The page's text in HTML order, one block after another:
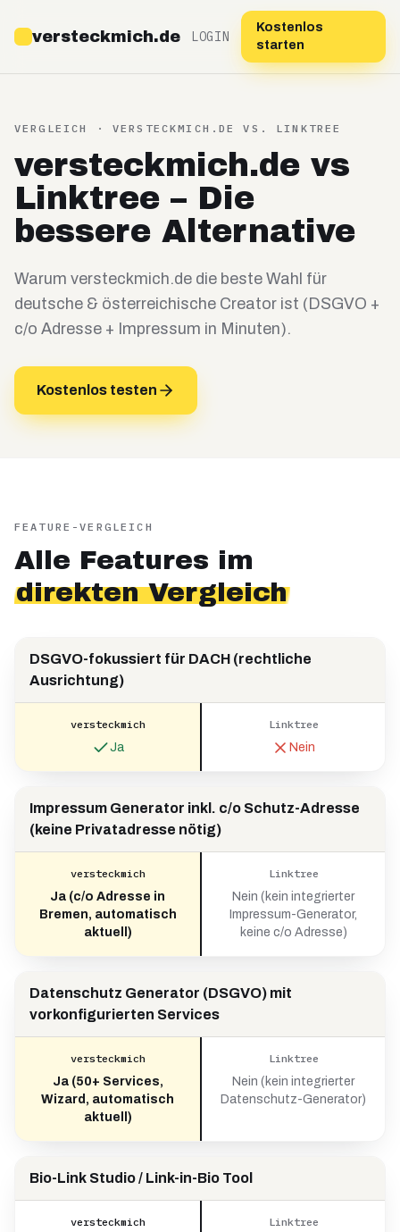
versteckmich.de LOGIN
Kostenlos
starten
VERGLEICH · VERSTECKMICH.DE VS. LINKTREE
versteckmich.de vs
Linktree – Die
bessere Alternative
Warum versteckmich.de die beste Wahl für
deutsche & österreichische Creator ist (DSGVO +
c/o Adresse + Impressum in Minuten).
Kostenlos testen
FEATURE-VERGLEICH
Alle Features im
direkten Vergleich
DSGVO-fokussiert für DACH (rechtliche
Ausrichtung)
versteckmich
Ja
Linktree
Nein
Impressum Generator inkl. c/o Schutz-Adresse
(keine Privatadresse nötig)
versteckmich
Ja (c/o Adresse in
Bremen, automatisch
aktuell)
Linktree
Nein (kein integrierter
Impressum-Generator,
keine c/o Adresse)
Datenschutz Generator (DSGVO) mit
vorkonfigurierten Services
versteckmich
Ja (50+ Services,
Wizard, automatisch
aktuell)
Linktree
Nein (kein integrierter
Datenschutz-Generator)
Bio-Link Studio / Link-in-Bio Tool
versteckmich
Linktree